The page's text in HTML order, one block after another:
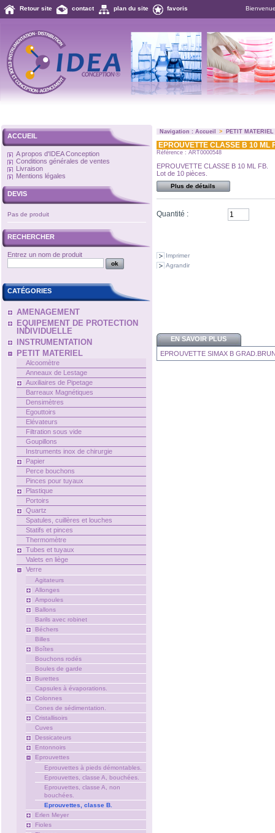
Retour site contact plan du site favoris
ACCUEIL
A propos d'IDEA Conception
Conditions générales de ventes
Livraison
Mentions légales
DEVIS
Pas de produit
RECHERCHER
Entrez un nom de produit
CATÉGORIES
AMENAGEMENT
EQUIPEMENT DE PROTECTION
INDIVIDUELLE
INSTRUMENTATION
PETIT MATERIEL
Alcoomètre
Anneaux de Lestage
Auxiliaires de Pipetage
Barreaux Magnétiques
Densimètres
Egouttoirs
Elévateurs
Filtration sous vide
Goupillons
Instruments inox de chirurgie
Papier
Perce bouchons
Pinces pour tuyaux
Plastique
Portoirs
Quartz
Spatules, cuillères et louches
Statifs et pinces
Thermomètre
Tubes et tuyaux
Valets en liège
Verre
Agitateurs
Allonges
Ampoules
Ballons
Barils avec robinet
Béchers
Billes
Boîtes
Bouchons rodés
Boules de garde
Burettes
Capsules à évaporations.
Colonnes
Cones de sédimentation.
Cristallisoirs
Cuves
Dessicateurs
Entonnoirs
Eprouvettes
Eprouvettes à pieds démontables.
Eprouvettes, classe A, bouchées.
Eprouvettes, classe A, non
bouchées.
Eprouvettes, classe B.
Erlen Meyer
Fioles
Navigation : Accueil > PETIT MATERIEL
EPROUVETTE CLASSE B 10 ML
Référence : ART0000548
EPROUVETTE CLASSE B 10 ML FB.
Lot de 10 pièces.
Plus de détails
Quantité :
Imprimer
Agrandir
EN SAVOIR PLUS
EPROUVETTE SIMAX B